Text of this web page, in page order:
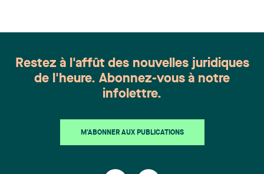
Restez à l'affût des nouvelles juridiques
de l'heure. Abonnez-vous à notre
infolettre.
M'ABONNER AUX PUBLICATIONS